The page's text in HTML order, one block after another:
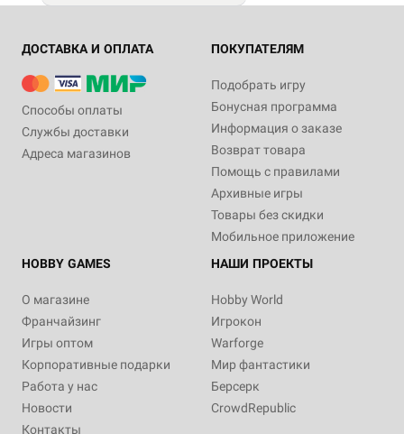
ДОСТАВКА И ОПЛАТА
Способы оплаты
Службы доставки
Адреса магазинов
ПОКУПАТЕЛЯМ
Подобрать игру
Бонусная программа
Информация о заказе
Возврат товара
Помощь с правилами
Архивные игры
Товары без скидки
Мобильное приложение
HOBBY GAMES
О магазине
Франчайзинг
Игры оптом
Корпоративные подарки
Работа у нас
Новости
Контакты
НАШИ ПРОЕКТЫ
Hobby World
Игрокон
Warforge
Мир фантастики
Берсерк
CrowdRepublic